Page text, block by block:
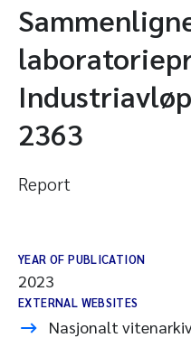
2363
Report
YEAR OF PUBLICATION
2023
EXTERNAL WEBSITES
Nasjonalt